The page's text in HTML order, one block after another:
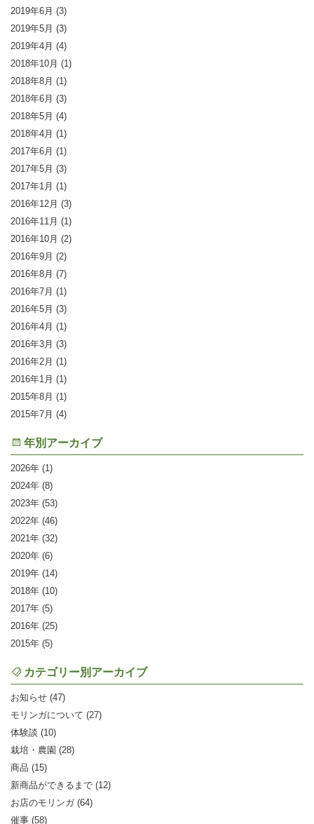
2019年6月 (3)
2019年5月 (3)
2019年4月 (4)
2018年10月 (1)
2018年8月 (1)
2018年6月 (3)
2018年5月 (4)
2018年4月 (1)
2017年6月 (1)
2017年5月 (3)
2017年1月 (1)
2016年12月 (3)
2016年11月 (1)
2016年10月 (2)
2016年9月 (2)
2016年8月 (7)
2016年7月 (1)
2016年5月 (3)
2016年4月 (1)
2016年3月 (3)
2016年2月 (1)
2016年1月 (1)
2015年8月 (1)
2015年7月 (4)
年別アーカイブ
2026
(1)
2024
(8)
2023
(53)
2022
(46)
2021
(32)
2020
(6)
2019
(14)
2018
(10)
2017
(5)
2016
(25)
2015
(5)
カテゴリー別アーカイブ
お知らせ (47)
モリンガについて (27)
体験談 (10)
栽培・農園 (28)
商品 (15)
新商品ができるまで (12)
お店のモリンガ (64)
催事 (58)